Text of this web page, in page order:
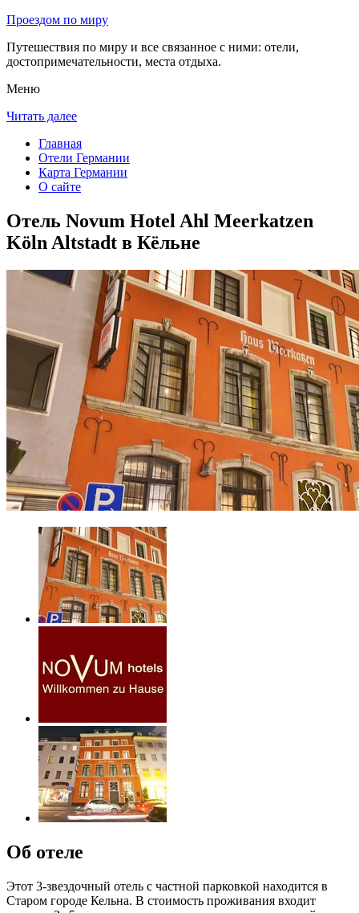
Проездом по миру
Путешествия по миру и все связанное с ними: отели,
достопримечательности, места отдыха.
Меню
Читать далее
Главная
Отели Германии
Карта Германии
О сайте
Отель Novum Hotel Ahl Meerkatzen
Köln Altstadt в Кёльне
Об отеле
Этот 3-звездочный отель с частной парковкой находится в
Старом городе Кельна. В стоимость проживания входит